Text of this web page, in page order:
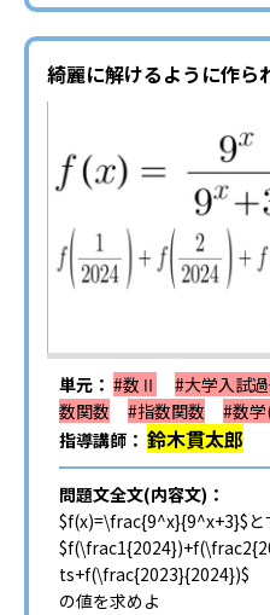
綺麗に解けるように作ら
単元： #数Ⅱ #大学入試
数関数
#指数関数
#数
指導講師： 鈴木貫太郎
問題文全文(内容文)：
$f(x)=\frac{9^x}{9^x+3}$と
ts+f(\frac{2023}{2024})$
の値を求めよ